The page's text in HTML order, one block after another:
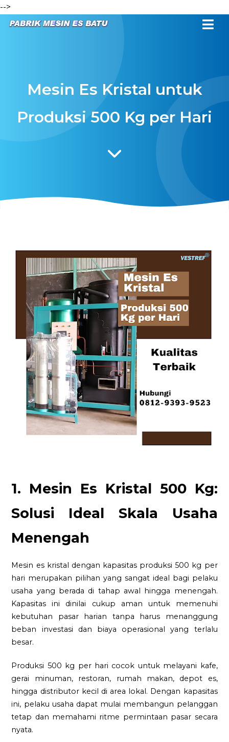
-->
Mesin Es Kristal untuk
Produksi 500 Kg per Hari
1. Mesin Es Kristal 500 Kg:
Solusi Ideal Skala Usaha
Menengah
Mesin es kristal dengan kapasitas produksi 500 kg per
hari merupakan pilihan yang sangat ideal bagi pelaku
usaha yang berada di tahap awal hingga menengah.
Kapasitas ini dinilai cukup aman untuk memenuhi
kebutuhan pasar harian tanpa harus menanggung
beban investasi dan biaya operasional yang terlalu
besar.
Produksi 500 kg per hari cocok untuk melayani kafe,
gerai minuman, restoran, rumah makan, depot es,
hingga distributor kecil di area lokal. Dengan kapasitas
ini, pelaku usaha dapat mulai membangun pelanggan
tetap dan memahami ritme permintaan pasar secara
nyata.